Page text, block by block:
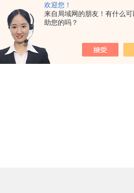
欢迎您！
来自局域网的朋友！有什么可
助您的吗？
我司秉持认真、负责的态度，十分重视并
应用等方面带领与会嘉宾与各客户们进行
测行业的问题和疑问向提出，从问题中